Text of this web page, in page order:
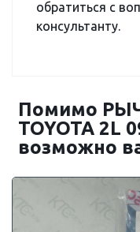
обратиться с
консультанту.
Помимо
TOYOTA 2L
возможно